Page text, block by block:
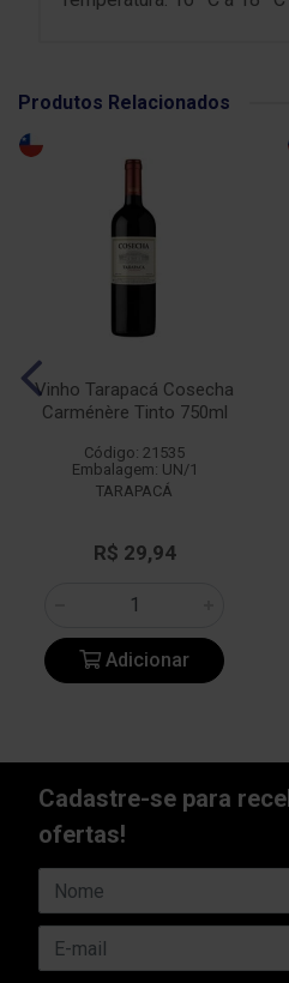
Produtos Relacionados
Vinho Tarapacá Cosecha
Carménère Tinto 750ml
Código: 21535
Embalagem: UN/1
TARAPACÁ
R$ 29,94
Adicionar
Cadastre-se para
ofertas!